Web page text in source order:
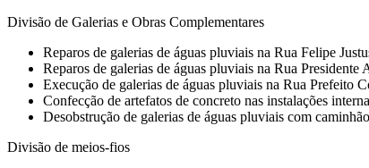
Divisão de Galerias e Obras Complementares
Reparos de galerias de águas pluviais na Rua Felipe
Reparos de galerias de águas pluviais na Rua Presidente
Execução de galerias de águas pluviais na Rua Prefeito
Confecção de artefatos de concreto nas instalações
Desobstrução de galerias de águas pluviais com
Divisão de meios-fios